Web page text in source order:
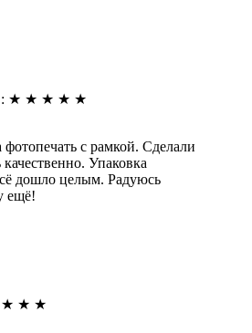
: ★ ★ ★ ★ ★
фотопечать с рамкой. Сделали
Упаковка
дошло целым. Радуюсь
ещё!
★ ★ ★